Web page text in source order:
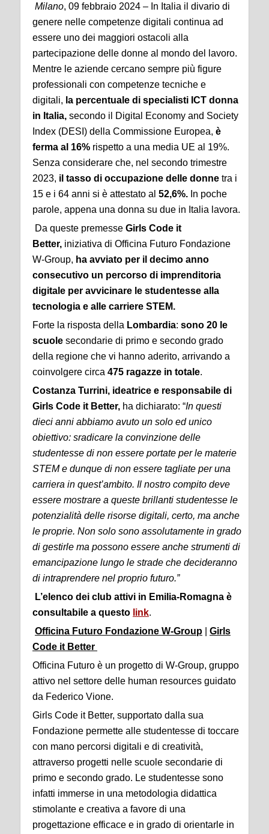
Milano, 09 febbraio 2024 – In Italia il divario di
genere nelle competenze digitali continua ad
essere uno dei maggiori ostacoli alla
partecipazione delle donne al mondo del lavoro.
Mentre le aziende cercano sempre più figure
professionali con competenze tecniche e
digitali, la percentuale di specialisti ICT donna
in Italia, secondo il Digital Economy and Society
Index (DESI) della Commissione Europea, è
ferma al 16% rispetto a una media UE al 19%.
Senza considerare che, nel secondo trimestre
2023, il tasso di occupazione delle donne tra i
15 e i 64 anni si è attestato al 52,6%. In poche
parole, appena una donna su due in Italia lavora.
Da queste premesse Girls Code it
Better, iniziativa di Officina Futuro Fondazione
W-Group, ha avviato per il decimo anno
consecutivo un percorso di imprenditoria
digitale per avvicinare le studentesse alla
tecnologia e alle carriere STEM.
Forte la risposta della Lombardia: sono 20 le
scuole secondarie di primo e secondo grado
della regione che vi hanno aderito, arrivando a
coinvolgere circa 475 ragazze in totale.
Costanza Turrini, ideatrice e responsabile di
Girls Code it Better, ha dichiarato: “In questi
dieci anni abbiamo avuto un solo ed unico
obiettivo: sradicare la convinzione delle
studentesse di non essere portate per le materie
STEM e dunque di non essere tagliate per una
carriera in quest’ambito. Il nostro compito deve
essere mostrare a queste brillanti studentesse le
potenzialità delle risorse digitali, certo, ma anche
le proprie. Non solo sono assolutamente in grado
di gestirle ma possono essere anche strumenti di
emancipazione lungo le strade che decideranno
di intraprendere nel proprio futuro.”
L’elenco dei club attivi in Emilia-Romagna è
consultabile a questo link.
Officina Futuro Fondazione W-Group
Girls
Code it Better
Officina Futuro è un progetto di W-Group, gruppo
attivo nel settore delle human resources guidato
da Federico Vione.
Girls Code it Better, supportato dalla sua
Fondazione permette alle studentesse di toccare
con mano percorsi digitali e di creatività,
attraverso progetti nelle scuole secondarie di
primo e secondo grado. Le studentesse sono
infatti immerse in una metodologia didattica
stimolante e creativa a favore di una
progettazione efficace e in grado di orientarle in